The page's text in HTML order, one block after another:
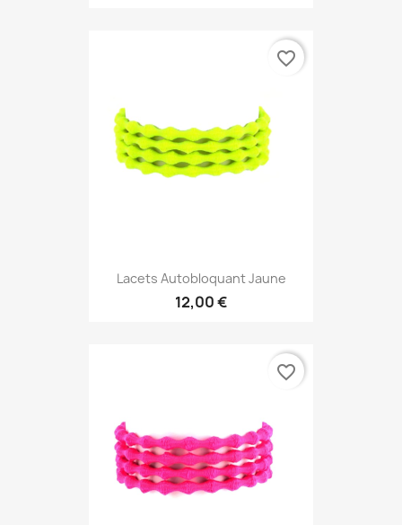
Lacets Autobloquant Jaune
12,00 €
favorite_border
favorite_border